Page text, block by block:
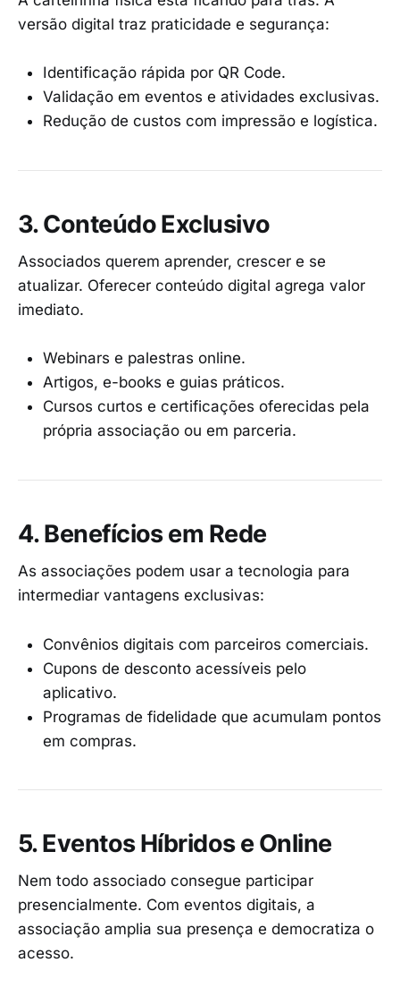
versão digital traz praticidade e segurança:
Identificação rápida por QR Code.
Validação em eventos e atividades exclusivas.
Redução de custos com impressão e logística.
3. Conteúdo Exclusivo
Associados querem aprender, crescer e se
atualizar. Oferecer conteúdo digital agrega valor
imediato.
Webinars e palestras online.
Artigos, e-books e guias práticos.
Cursos curtos e certificações oferecidas pela
própria associação ou em parceria.
4. Benefícios em Rede
As associações podem usar a tecnologia para
intermediar vantagens exclusivas:
Convênios digitais com parceiros comerciais.
Cupons de desconto acessíveis pelo
aplicativo.
Programas de fidelidade que acumulam pontos
em compras.
5. Eventos Híbridos e Online
Nem todo associado consegue participar
presencialmente. Com eventos digitais, a
associação amplia sua presença e democratiza o
acesso.